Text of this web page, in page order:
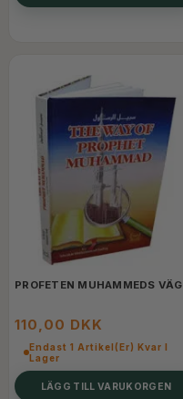
PROFETEN MUHAMMEDS VÄG
110,00 DKK
Endast 1 Artikel(er) Kvar I
Lager
LÄGG TILL VARUKORGEN